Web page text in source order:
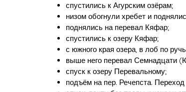
спустились к Агурским озёрам;
низом обогнули хребет и
поднялись на перевал Кяфар;
спустились к озеру Кяфар;
с южного края озера, в лоб по
выше него перевал Семнадцати
спуск к озеру Перевальному;
подъём на пер. Речепста.